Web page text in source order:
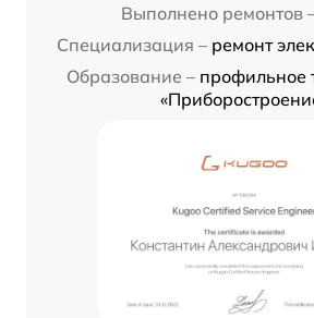
Выполнено ремонтов
Специализация – ремонт
Образование – профильное